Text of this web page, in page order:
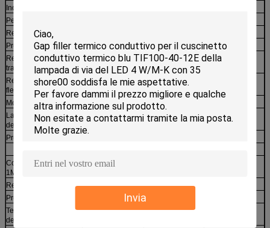
Invia
Indice di colata
Peso specifico
Restringimento
Proprietà meccaniche
Resistenza alla
trazione
Iso 527 MPa 55
Resistenza alla
flessione
Iso 178 MPa
Modulo flessionale Iso 178 MPa
La forza d'impatto, ha
dentellato
Iso 180 kJ/m2 2.5~3.5
Proprietà elettriche
Costante dielettrica,
1MHz
ASTM D150
Resistività di volume ASTM D257 Ohmmetro
Proprietà termiche
Temperatura di
deviazione di calore
ASTM D648 ℃